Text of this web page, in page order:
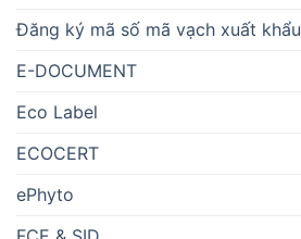
Đăng ký mã số mã vạch xuất khẩu
E-DOCUMENT
Eco Label
ECOCERT
ePhyto